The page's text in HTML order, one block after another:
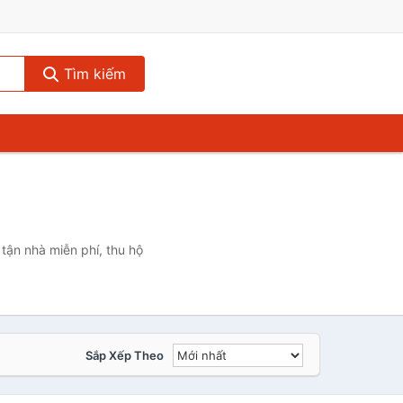
Tìm kiếm
nhà miễn phí, thu hộ
Sắp Xếp Theo